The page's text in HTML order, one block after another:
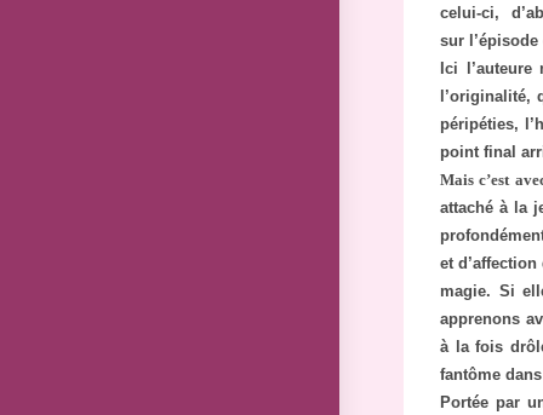
celui-ci,
sur
Ici
l’originalité,
péripéties,
point final
Mais c’est
attaché à la
et
magie. Si
apprenons
à la fois
fantôme
Portée par